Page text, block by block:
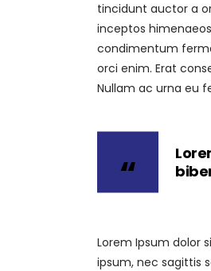
tincidunt auctor a
inceptos
condimentum
orci enim. Erat
Nullam ac urna eu
Lorem Ipsum dolor
ipsum, nec sagittis